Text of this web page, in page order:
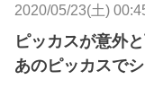
2020/05/23(土)
ピッカスが意外
あのピッカスで